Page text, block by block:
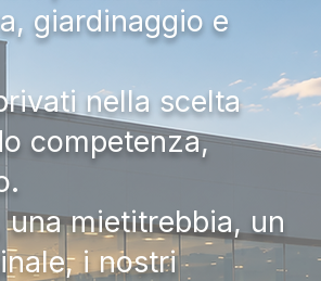
giardinaggio e
nella scelta
competenza,
mietitrebbia, un
i nostri